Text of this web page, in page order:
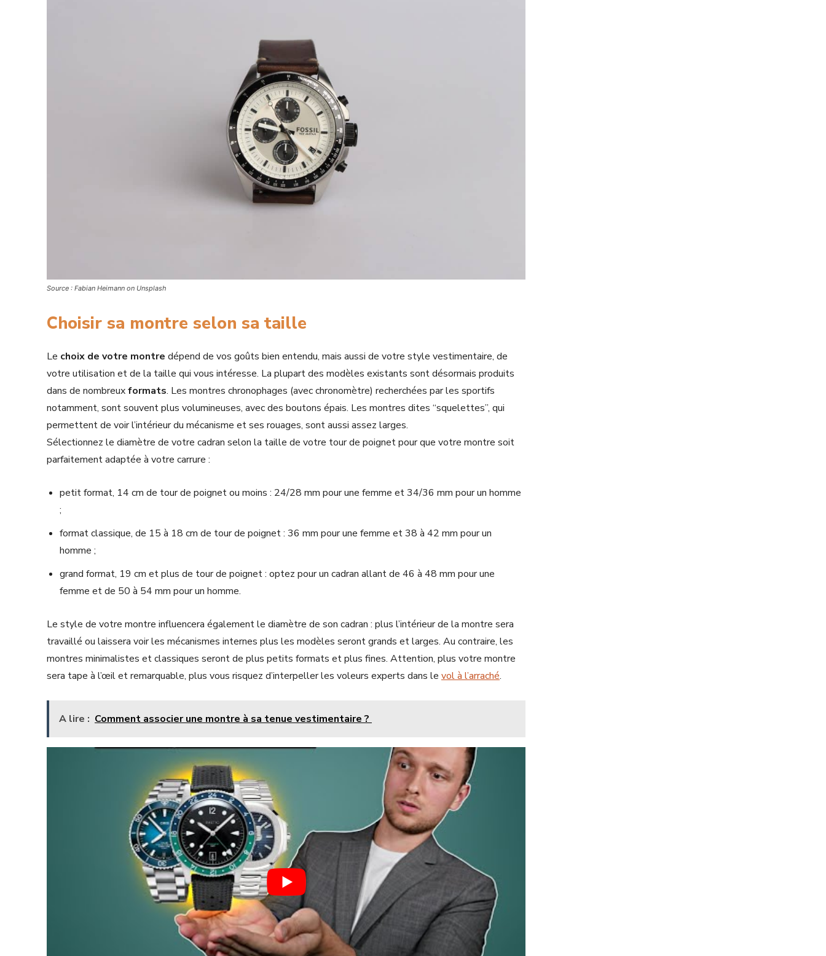
Source : Fabian Heimann on Unsplash
Choisir sa montre selon sa taille
Le choix de votre montre dépend de vos goûts bien entendu, mais aussi de votre style vestimentaire, de
votre utilisation et de la taille qui vous intéresse. La plupart des modèles existants sont désormais produits
dans de nombreuxformats. Les montres chronophages (avec chronomètre) recherchées par les sportifs
notamment, sont souvent plus volumineuses, avec des boutons épais. Les montres dites “squelettes”, qui
permettent de voir l’intérieur du mécanisme et ses rouages, sont aussi assez larges.
Sélectionnez le diamètre de votre cadran selon la taille de votre tour de poignet pour que votre montre soit
parfaitement adaptée à votre carrure :
petit format, 14 cm de tour de poignet ou moins : 24/28 mm pour une femme et 34/36 mm pour un homme
;
format classique, de 15 à 18 cm de tour de poignet : 36 mm pour une femme et 38 à 42 mm pour un
homme ;
grand format, 19 cm et plus de tour de poignet : optez pour un cadran allant de 46 à 48 mm pour une
femme et de 50 à 54 mm pour un homme.
Le style de votre montre influencera également le diamètre de son cadran : plus l’intérieur de la montre sera
travaillé ou laissera voir les mécanismes internes plus les modèles seront grands et larges. Au contraire, les
montres minimalistes et classiques seront de plus petits formats et plus fines. Attention, plus votre montre
sera tape à l’œil et remarquable, plus vous risquez d’interpeller les voleurs experts dans le vol à l’arraché.
A lire : Comment associer une montre à sa tenue vestimentaire ?